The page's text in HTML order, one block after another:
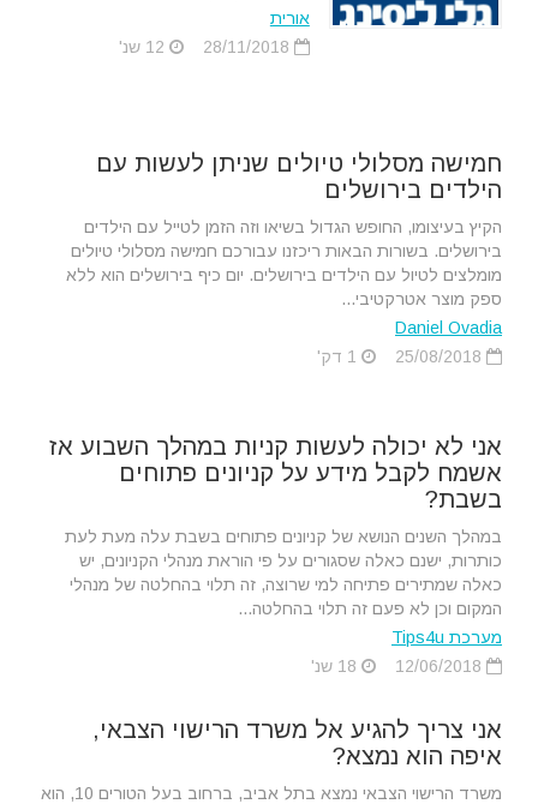
אורית
חמישה מסלולי טיולים שניתן לעשות עם
הילדים בירושלים
הקיץ בעיצומו, החופש הגדול בשיאו וזה הזמן לטייל עם הילדים
בירושלים. בשורות הבאות ריכזנו עבורכם חמישה מסלולי טיולים
מומלצים לטיול עם הילדים בירושלים. יום כיף בירושלים הוא ללא
ספק מוצר אטרקטיבי...
Daniel Ovadia
אני לא יכולה לעשות קניות במהלך השבוע אז
אשמח לקבל מידע על קניונים פתוחים
בשבת?
במהלך השנים הנושא של קניונים פתוחים בשבת עלה מעת לעת
כותרות, ישנם כאלה שסגורים על פי הוראת מנהלי הקניונים, יש
כאלה שמתירים פתיחה למי שרוצה, זה תלוי בהחלטה של מנהלי
המקום וכן לא פעם זה תלוי בהחלטה...
מערכת Tips4u
אני צריך להגיע אל משרד הרישוי הצבאי,
איפה הוא נמצא?
משרד הרישוי הצבאי נמצא בתל אביב, ברחוב בעל הטורים 10, הוא